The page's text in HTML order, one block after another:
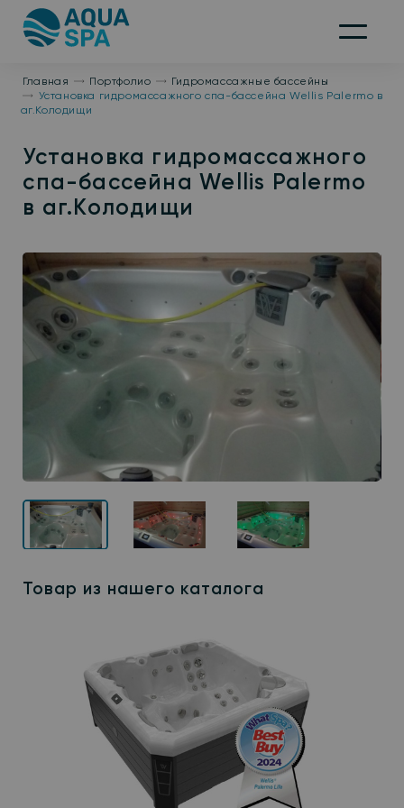
На
главную
Меню
Главная Портфолио
Гидромассажные бассейны
Установка гидромассажного спа-бассейна Wellis Palermo в
аг.Колодищи
Установка гидромассажного
спа-бассейна Wellis Palermo
в аг.Колодищи
Товар из нашего каталога